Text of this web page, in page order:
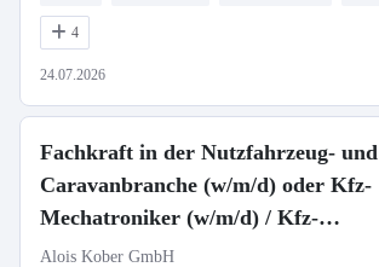
4
24.07.2026
Fachkraft in der Nutzfahrzeug- und
Caravanbranche (w/m/d) oder Kfz-
Mechatroniker (w/m/d) / Kfz-
Mechaniker (w/m/d)
Alois Kober GmbH